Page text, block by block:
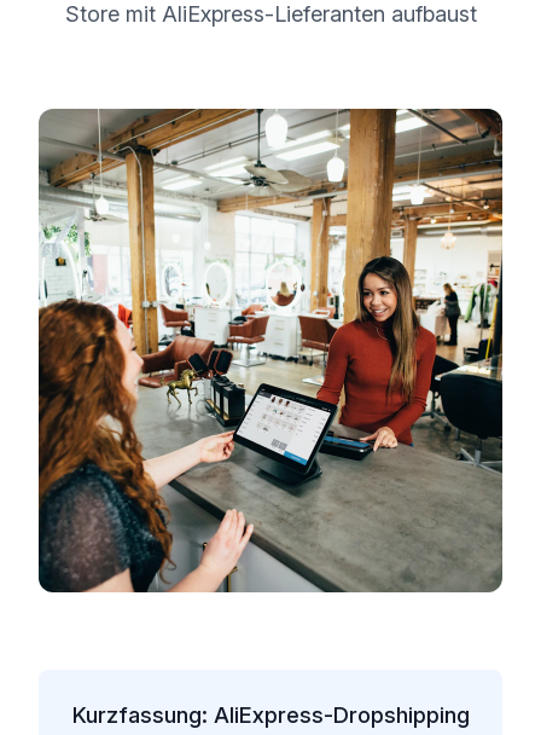
Store mit AliExpress-Lieferanten aufbaust
Kurzfassung: AliExpress-Dropshipping